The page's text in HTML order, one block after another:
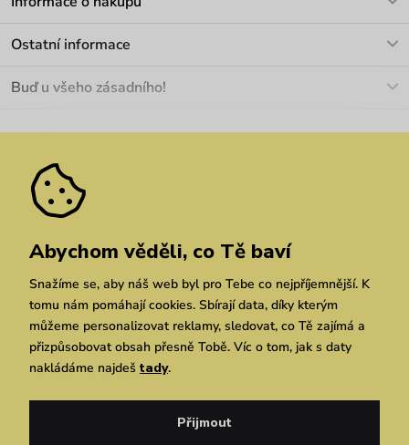
Materiály a údržba
Pozáruční opravy
Ostatní informace
Velkoobchod
Dárkové poukazy
Vuchlook
Prodejny
Praha Brno Chrudim
Buď u všeho zásadního!
Zásady ochrany osobních údajů
Simplia.cz
Abychom věděli, co Tě baví
Snažíme se, aby náš web byl pro Tebe co nejpříjemnější. K
tomu nám pomáhají cookies. Sbírají data, díky kterým
můžeme personalizovat reklamy, sledovat, co Tě zajímá a
přizpůsobovat obsah přesně Tobě. Víc o tom, jak s daty
nakládáme najdeš tady.
Přijmout